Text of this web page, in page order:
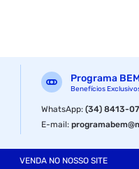
Programa
Benefícios
WhatsApp:(34) 8413-
E-mail:
VENDA NO NOSSO SITE